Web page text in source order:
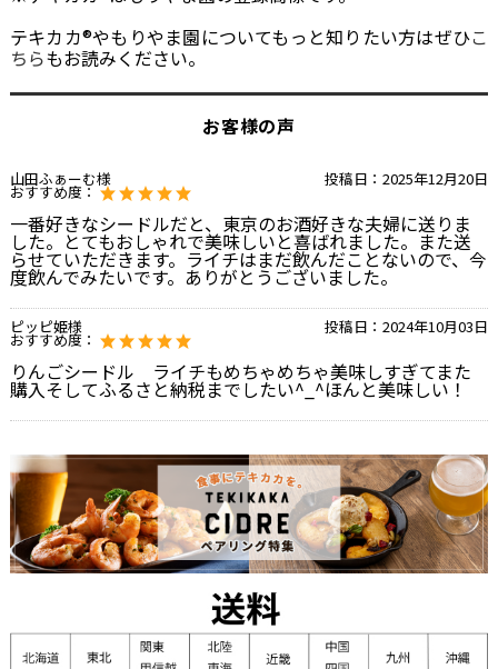
テキカカ®やもりやま園についてもっと知りたい方はぜひこ
ちらもお読みください。
お客様の声
山田ふぁーむ様 投稿日： 2025年12月20日
おすすめ度：
一番好きなシードルだと、東京のお酒好きな夫婦に送りま
した。とてもおしゃれで美味しいと喜ばれました。また送
らせていただきます。ライチはまだ飲んだことないので、今
度飲んでみたいです。ありがとうございました。
ピッピ姫様 投稿日： 2024年10月03日
おすすめ度：
りんごシードル ライチもめちゃめちゃ美味しすぎてまた
購入そしてふるさと納税までしたい^_^ほんと美味しい！